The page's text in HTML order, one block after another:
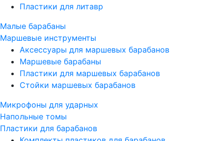
Пластики для литавр
Малые барабаны
Маршевые инструменты
Аксессуары для маршевых барабанов
Маршевые барабаны
Пластики для маршевых барабанов
Стойки маршевых барабанов
Микрофоны для ударных
Напольные томы
Пластики для барабанов